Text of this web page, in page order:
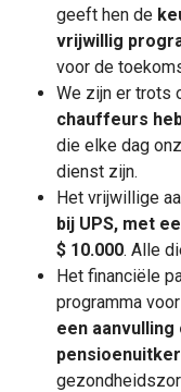
geeft hen de
vrijwillig
voor de
We zijn er trots
chauffeurs
die elke dag
dienst zijn.
Het vrijwillige
bij UPS, met
$ 10.000. Alle
Het financiële
programma
een